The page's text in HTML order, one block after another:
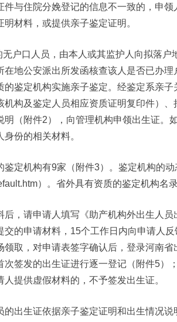
件与住院分娩登记的信息不一致的，申
材料，或提供亲子鉴定证明。
户口人员，由本人或其监护人向拟落
在地公安派出所发函核查该人是否已办
的鉴定机构实施亲子鉴定。经鉴定系亲
机构及鉴定人员相应资质证明复印件）
明（附件2），向管理机构申领出生证。
份的相关材料。
鉴定机构有9家（附件3）。鉴定机构的
）。省外具有资质的鉴定机构名
后，请申请人填写《助产机构外出生人
的申请材料，15个工作日内向申请人
取，对申请表签字确认后，登录河南
次签发的出生证进行逐一登记（附件5）
提供虚假材料的，不予签发出生证。
的出生证依据亲子鉴定证明和出生情况